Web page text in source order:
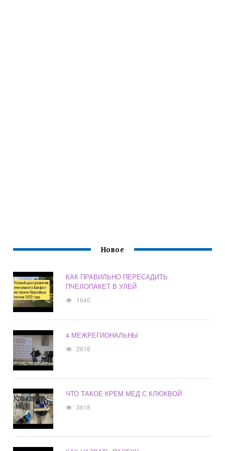
Новое
КАК ПРАВИЛЬНО ПЕРЕСАДИТЬ
ПЧЕЛОПАКЕТ В УЛЕЙ
1640
4 МЕЖРЕГИОНАЛЬНЫ
2618
ЧТО ТАКОЕ КРЕМ МЕД С КЛЮКВОЙ
3618